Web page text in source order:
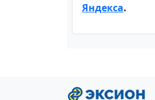
Яндекса.